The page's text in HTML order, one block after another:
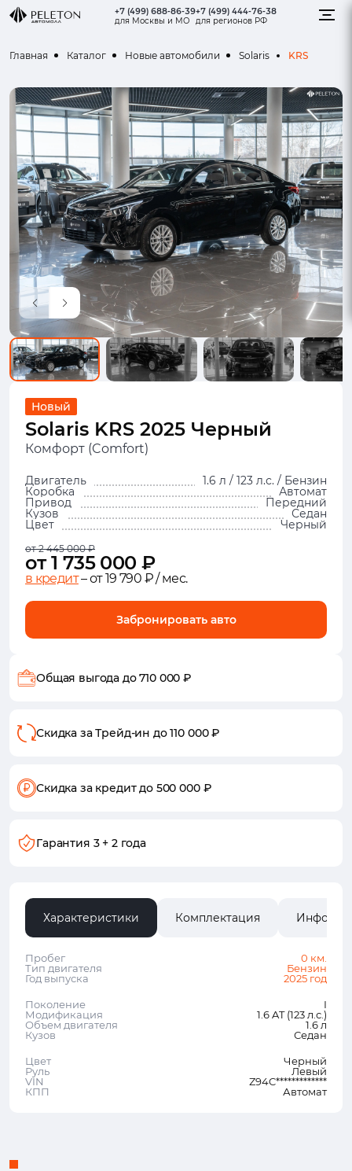
+7 (499) 688-86-39
для Москвы и МО
+7 (499) 444-76-38
для регионов РФ
Главная Каталог Новые автомобили Solaris KRS
Новый
Solaris KRS 2025 Черный
Комфорт (Comfort)
Двигатель 1.6 л / 123 л.с. / Бензин
Коробка Автомат
Привод Передний
Кузов Седан
Цвет Черный
от 2 445 000 ₽
от 1 735 000 ₽
в кредит– от 19 790 ₽ / мес.
Забронировать авто
Общая выгода до 710 000 ₽
Скидка за Трейд-ин до 110 000 ₽
Скидка за кредитдо 500 000 ₽
Гарантия 3 + 2 года
Характеристики Комплектация
Пробег
0 км.
Тип двигателя
Бензин
Год выпуска
2025 год
Поколение
I
Модификация
1.6 AT (123 л.с.)
Объем двигателя
1.6 л
Кузов
Седан
Цвет
Черный
Руль
Левый
VIN
Z94C*************
КПП
Автомат